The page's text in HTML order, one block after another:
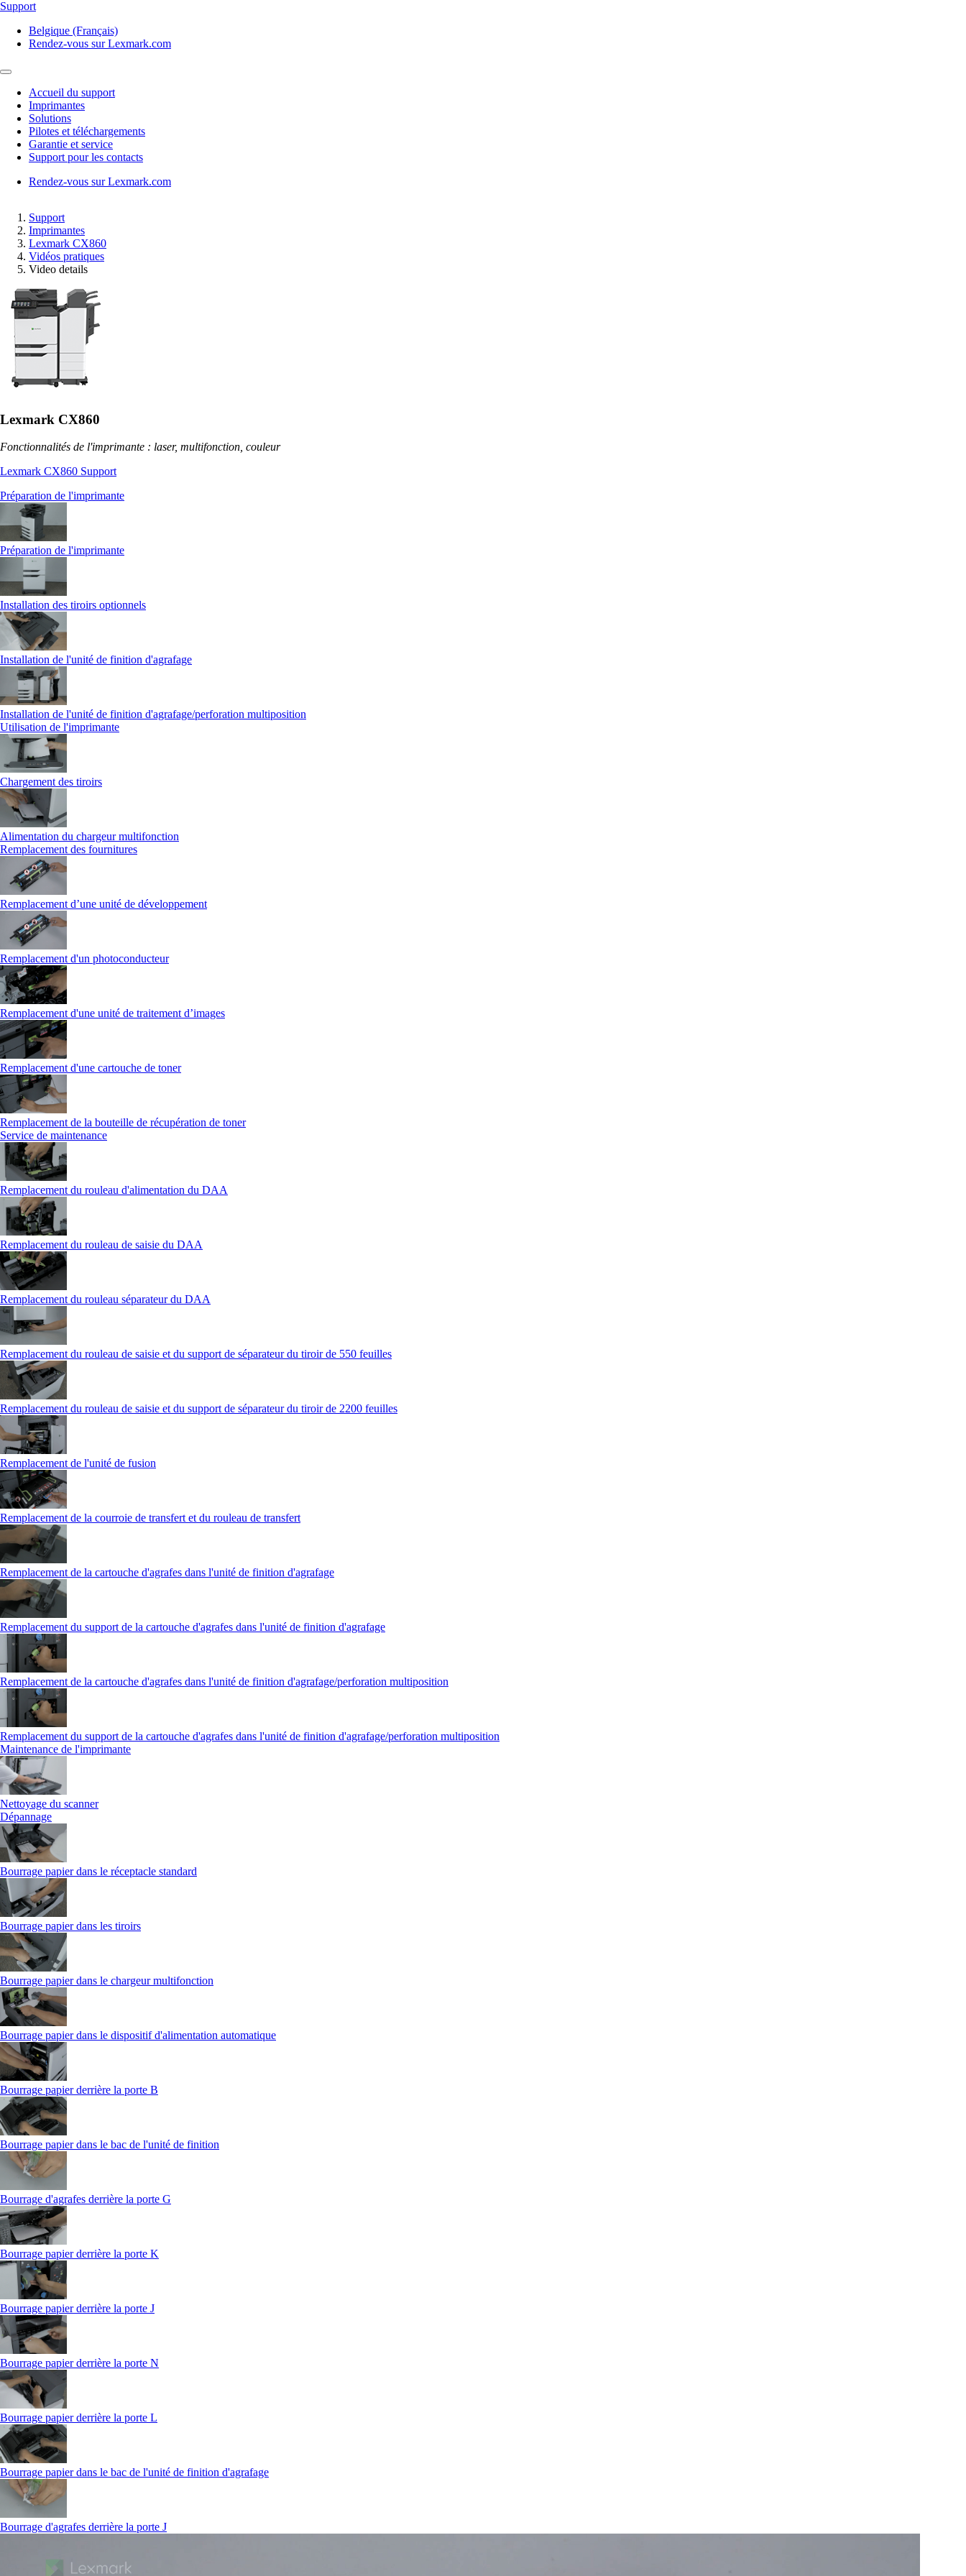
Support
Belgique (Français)
Rendez-vous sur Lexmark.com
Accueil du support
Imprimantes
Solutions
Pilotes et téléchargements
Garantie et service
Support pour les contacts
Rendez-vous sur Lexmark.com
Support
Imprimantes
Lexmark CX860
Vidéos pratiques
Video details
Lexmark CX860
Fonctionnalités de l'imprimante : laser, multifonction, couleur
Lexmark CX860 Support
Préparation de l'imprimante
Préparation de l'imprimante
Installation des tiroirs optionnels
Installation de l'unité de finition d'agrafage
Installation de l'unité de finition d'agrafage/perforation multiposition
Utilisation de l'imprimante
Chargement des tiroirs
Alimentation du chargeur multifonction
Remplacement des fournitures
Remplacement d’une unité de développement
Remplacement d'un photoconducteur
Remplacement d'une unité de traitement d’images
Remplacement d'une cartouche de toner
Remplacement de la bouteille de récupération de toner
Service de maintenance
Remplacement du rouleau d'alimentation du DAA
Remplacement du rouleau de saisie du DAA
Remplacement du rouleau séparateur du DAA
Remplacement du rouleau de saisie et du support de séparateur du tiroir de 550 feuilles
Remplacement du rouleau de saisie et du support de séparateur du tiroir de 2200 feuilles
Remplacement de l'unité de fusion
Remplacement de la courroie de transfert et du rouleau de transfert
Remplacement de la cartouche d'agrafes dans l'unité de finition d'agrafage
Remplacement du support de la cartouche d'agrafes dans l'unité de finition d'agrafage
Remplacement de la cartouche d'agrafes dans l'unité de finition d'agrafage/perforation multiposition
Remplacement du support de la cartouche d'agrafes dans l'unité de finition d'agrafage/perforation multiposition
Maintenance de l'imprimante
Nettoyage du scanner
Dépannage
Bourrage papier dans le réceptacle standard
Bourrage papier dans les tiroirs
Bourrage papier dans le chargeur multifonction
Bourrage papier dans le dispositif d'alimentation automatique
Bourrage papier derrière la porte B
Bourrage papier dans le bac de l'unité de finition
Bourrage d'agrafes derrière la porte G
Bourrage papier derrière la porte K
Bourrage papier derrière la porte J
Bourrage papier derrière la porte N
Bourrage papier derrière la porte L
Bourrage papier dans le bac de l'unité de finition d'agrafage
Bourrage d'agrafes derrière la porte J